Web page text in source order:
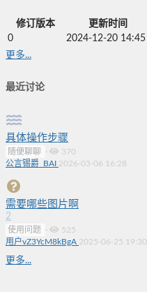
修订版本 更新时间
0
2024-12-20 14:45
更多...
最近讨论
具体操作步骤
随便聊聊 ·
370
公言锡爵_BAI 2026-03-06 16:28
需要哪些图片啊
2
使用问题 ·
525
用户vZ3YcM8kBgA 2025-06-25 19:30
更多...